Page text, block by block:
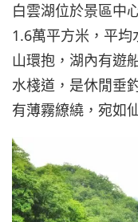
白雲湖位於景區中
1.6萬平方米，平
山環抱，湖內有遊
水棧道，是休閒垂
有薄霧繚繞，宛如